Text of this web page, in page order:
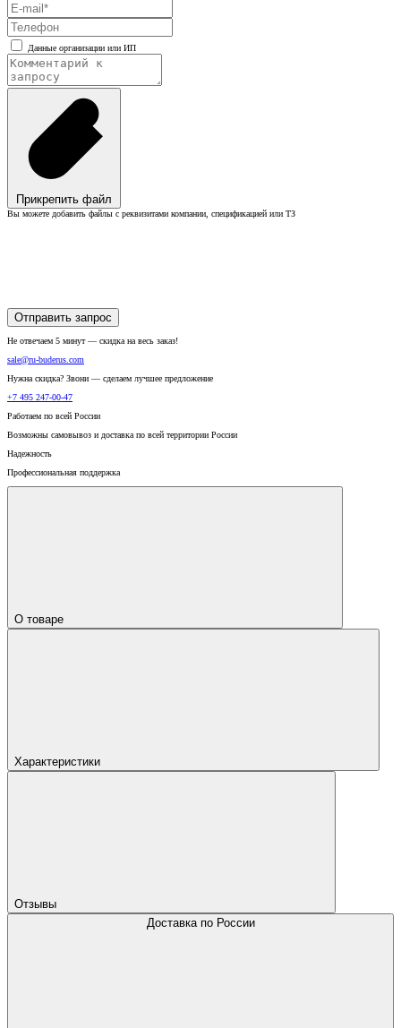
Данные организации или ИП
Прикрепить файл
Вы можете добавить файлы с реквизитами компании, спецификацией или ТЗ
Отправить запрос
Не отвечаем 5 минут — скидка на весь заказ!
sale@ru-buderus.com
Нужна скидка? Звони — сделаем лучшее предложение
+7 495 247-00-47
Работаем по всей России
Возможны самовывоз и доставка по всей территории России
Надежность
Профессиональная поддержка
О товаре
Характеристики
Отзывы
Доставка по России